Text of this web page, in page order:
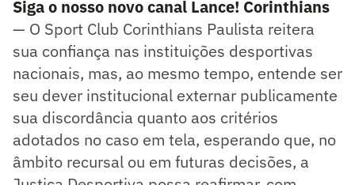
Siga o nosso novo canal Lance! Corinthians
— O Sport Club Corinthians Paulista reitera
sua confiança nas instituições desportivas
nacionais, mas, ao mesmo tempo, entende ser
seu dever institucional externar publicamente
sua discordância quanto aos critérios
adotados no caso em tela, esperando que, no
âmbito recursal ou em futuras decisões, a